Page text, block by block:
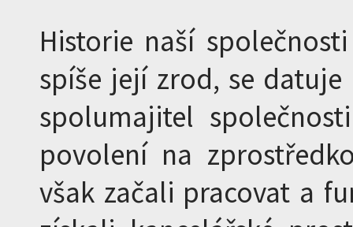
Historie naší
spíše její zrod, se
spolumajitel
povolení na
však začali pracovat a